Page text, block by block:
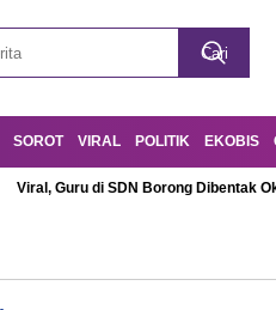
SOROT VIRAL POLITIK EKOBIS
Viral, Guru di SDN Borong Dibentak